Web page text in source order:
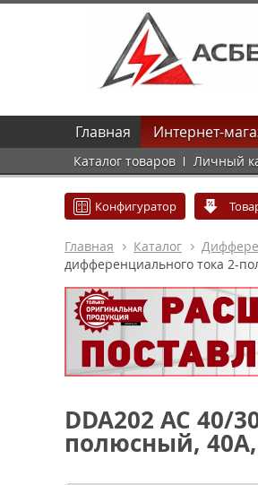
Главная Интернет-
Каталог товаров Личный
Конфигуратор
Главная Каталог
дифференциального тока 2-
DDA202 AC 40/
полюсный, 40A,